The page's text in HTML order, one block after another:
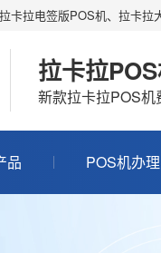
卡拉电签版POS机、拉卡拉
拉卡拉
新款拉卡拉POS机
品 POS机办理